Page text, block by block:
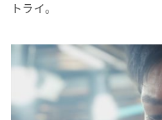
トライ。